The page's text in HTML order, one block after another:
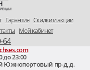
Гарантия Скидки и акции
Мой кабинет
64
до 23:00
Южнопортовый пр-д, д.